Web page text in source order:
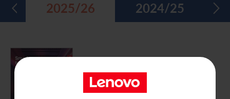
五年財務摘要
過去投資者活動
股息資料
月報表/翌日披露報表
致非登記股東函件
股東權利
環境、社會及管治報告
聯合國可持續發展目標
多媒體資料庫2025/26 2024/25
年報